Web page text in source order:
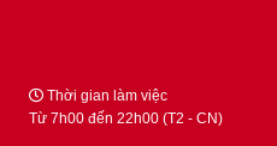
Thời gian làm việc
Từ 7h00 đến 22h00 (T2 - CN)